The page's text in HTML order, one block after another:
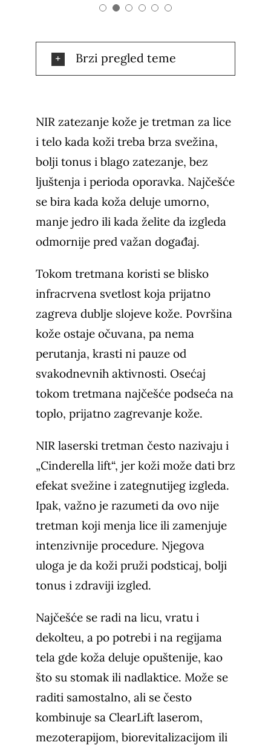
Brzi pregled teme
NIR zatezanje kože je tretman za lice
i telo kada koži treba brza svežina,
bolji tonus i blago zatezanje, bez
ljuštenja i perioda oporavka. Najčešće
se bira kada koža deluje umorno,
manje jedro ili kada želite da izgleda
odmornije pred važan događaj.
Tokom tretmana koristi se blisko
infracrvena svetlost koja prijatno
zagreva dublje slojeve kože. Površina
kože ostaje očuvana, pa nema
perutanja, krasti ni pauze od
svakodnevnih aktivnosti. Osećaj
tokom tretmana najčešće podseća na
toplo, prijatno zagrevanje kože.
NIR laserski tretman često nazivaju i
„Cinderella lift“, jer koži može dati brz
efekat svežine i zategnutijeg izgleda.
Ipak, važno je razumeti da ovo nije
tretman koji menja lice ili zamenjuje
intenzivnije procedure. Njegova
uloga je da koži pruži podsticaj, bolji
tonus i zdraviji izgled.
Najčešće se radi na licu, vratu i
dekolteu, a po potrebi i na regijama
tela gde koža deluje opuštenije, kao
što su stomak ili nadlaktice. Može se
raditi samostalno, ali se često
kombinuje sa ClearLift laserom,
mezoterapijom, biorevitalizacijom ili